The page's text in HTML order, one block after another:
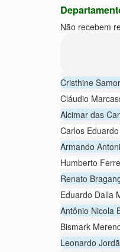
Não recebem
Cristhine
Cláudio
Alcimar das
Carlos
Armando
Humberto
Renato
Eduardo Dalla
Antônio Nicola
Bismark
Leonardo